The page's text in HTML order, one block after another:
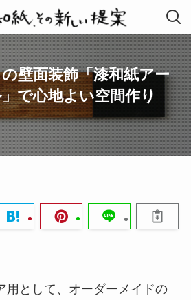
壁面装飾「漆和紙アー
で心地よい空間作り
用として、オーダーメイドの